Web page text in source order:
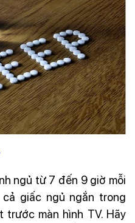
ngủ từ 7 đến 9 giờ mỗi
giấc ngủ ngắn trong
màn hình TV. Hãy